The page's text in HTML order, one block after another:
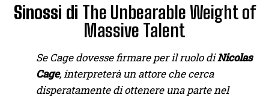
Sinossi di The Unbearable Weight of
Massive Talent
Se Cage dovesse firmare per il ruolo diNicolas
Cage, interpreterà un attore che cerca
disperatamente di ottenere una parte nel